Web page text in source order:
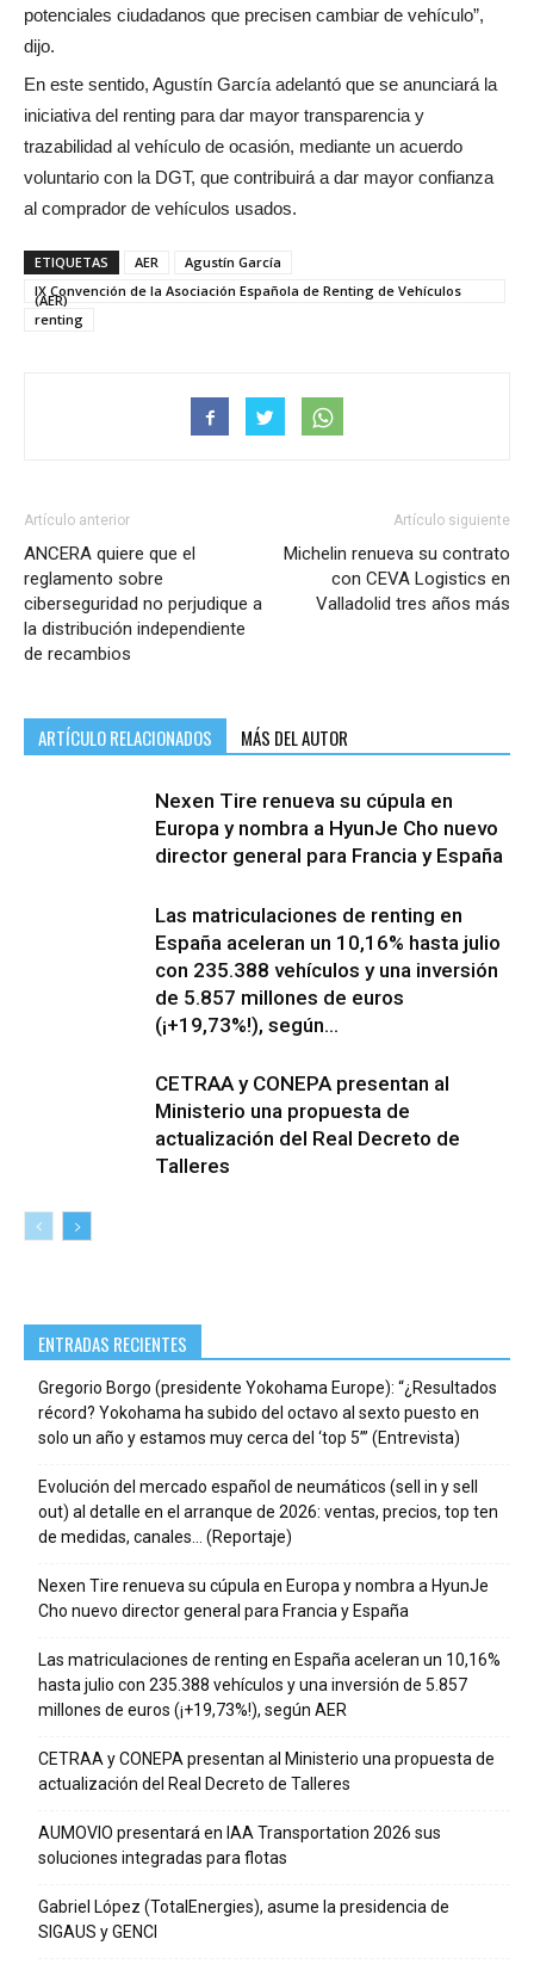
potenciales ciudadanos que precisen cambiar de vehículo”,
dijo.
En este sentido, Agustín García adelantó que se anunciará la
iniciativa del renting para dar mayor transparencia y
trazabilidad al vehículo de ocasión, mediante un acuerdo
voluntario con la DGT, que contribuirá a dar mayor confianza
al comprador de vehículos usados.
ETIQUETAS AER
Agustín García
IX Convención de la Asociación Española de Renting de Vehículos
(AER)
renting
Artículo anterior
ANCERA quiere que el
reglamento sobre
ciberseguridad no perjudique a
la distribución independiente
de recambios
Artículo siguiente
Michelin renueva su contrato
con CEVA Logistics en
Valladolid tres años más
ARTÍCULO RELACIONADOS MÁS DEL AUTOR
Nexen Tire renueva su cúpula en
Europa y nombra a HyunJe Cho nuevo
director general para Francia y España
Las matriculaciones de renting en
España aceleran un 10,16% hasta julio
con 235.388 vehículos y una inversión
de 5.857 millones de euros
(¡+19,73%!), según...
CETRAA y CONEPA presentan al
Ministerio una propuesta de
actualización del Real Decreto de
Talleres
ENTRADAS RECIENTES
Gregorio Borgo (presidente Yokohama Europe): “¿Resultados
récord? Yokohama ha subido del octavo al sexto puesto en
solo un año y estamos muy cerca del ‘top 5’” (Entrevista)
Evolución del mercado español de neumáticos (sell in y sell
out) al detalle en el arranque de 2026: ventas, precios, top ten
de medidas, canales… (Reportaje)
Nexen Tire renueva su cúpula en Europa y nombra a HyunJe
Cho nuevo director general para Francia y España
Las matriculaciones de renting en España aceleran un 10,16%
hasta julio con 235.388 vehículos y una inversión de 5.857
millones de euros (¡+19,73%!), según AER
CETRAA y CONEPA presentan al Ministerio una propuesta de
actualización del Real Decreto de Talleres
AUMOVIO presentará en IAA Transportation 2026 sus
soluciones integradas para flotas
Gabriel López (TotalEnergies), asume la presidencia de
SIGAUS y GENCI